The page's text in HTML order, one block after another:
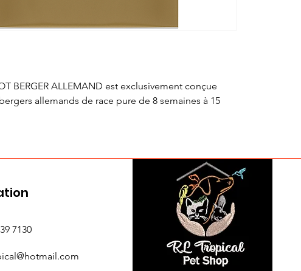
BERGER ALLEMAND est exclusivement conçue
allemands de race pure de 8 semaines à 15
7130